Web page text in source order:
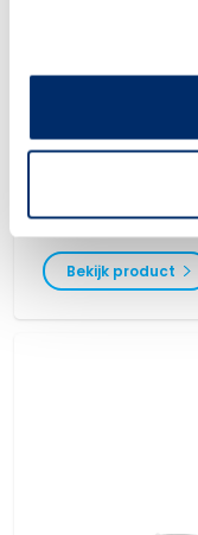
Filtrodisc HT
Filtermodules zijn
met de polyamide
gebruikt kunnen worden
Bekijk product